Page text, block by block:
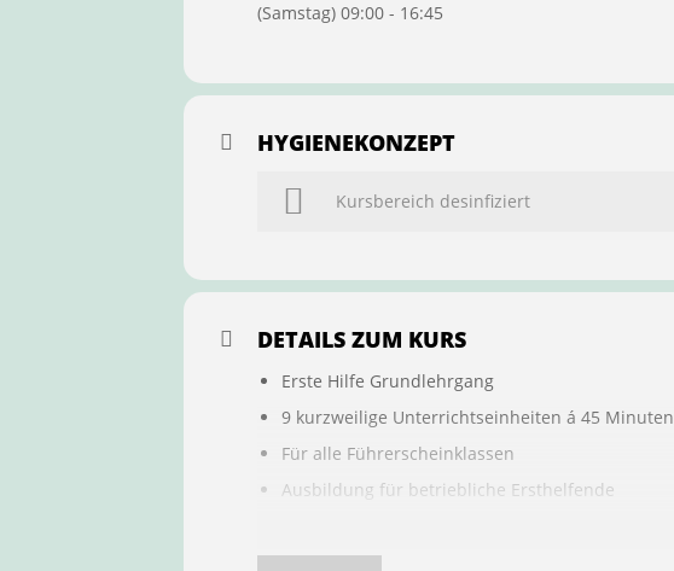
(Samstag) 09:00 - 16:45
HYGIENEKONZEPT
Kursbereich desinfiziert
DETAILS ZUM KURS
Erste Hilfe Grundlehrgang
9 kurzweilige Unterrichtseinheiten á 45 Minuten
Für alle Führerscheinklassen
Ausbildung für betriebliche Ersthelfende